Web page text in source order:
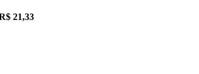
21,33